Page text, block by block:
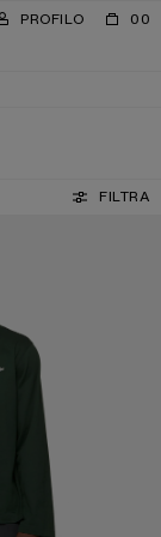
PROFILO 00
FILTRA